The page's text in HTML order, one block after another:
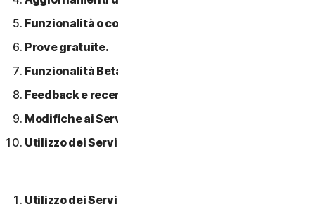
Funzionalità o contenuti di terzi.
Prove gratuite.
Funzionalità Beta.
Feedback e recensioni.
Modifiche ai Servizi.
Utilizzo dei Servizi in una rete.
Utilizzo dei Servizi.